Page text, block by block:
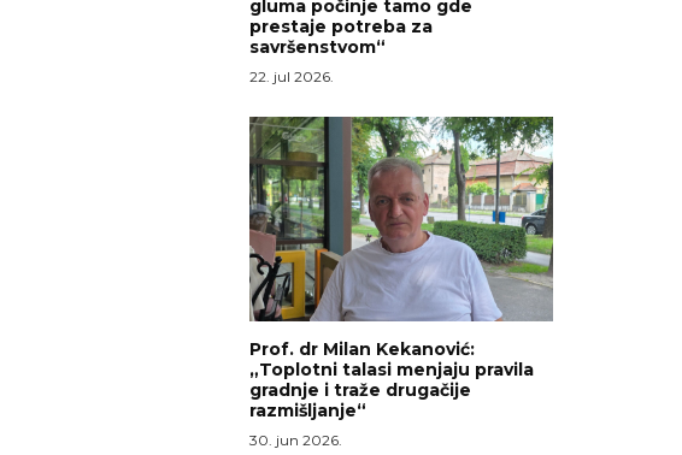
gluma počinje tamo gde
prestaje potreba za
savršenstvom“
22. jul 2026.
Prof. dr Milan Kekanović:
„Toplotni talasi menjaju pravila
gradnje i traže drugačije
razmišljanje“
30. jun 2026.